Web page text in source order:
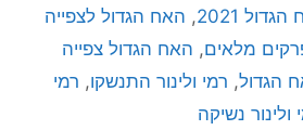
2021
, האח הגדול לצפייה
מלאים, האח הגדול צפייה
הגדול, רמי ולינור התנשקו, רמי
ולינור נשיקה